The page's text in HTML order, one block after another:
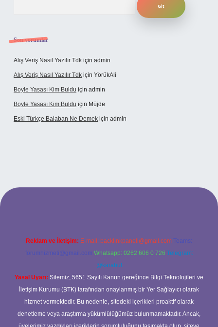
Son yorumlar
Alış Veriş Nasıl Yazılır Tdk için admin
Alış Veriş Nasıl Yazılır Tdk için YörükAli
Boyle Yasası Kim Buldu için admin
Boyle Yasası Kim Buldu için Müjde
Eski Türkçe Balaban Ne Demek için admin
casino
Reklam ve İletişim: E-mail: backlinkpaneli@gmail.com Teams:
forumhizmeti@gmail.com Whatsapp: 0262 606 0 726 Telegram:
@karabul
Yasal Uyarı: Sitemiz, 5651 Sayılı Kanun gereğince Bilgi Teknolojileri ve
İletişim Kurumu (BTK) tarafından onaylanmış bir Yer Sağlayıcı olarak
hizmet vermektedir. Bu nedenle, sitedeki içerikleri proaktif olarak
denetleme veya araştırma yükümlülüğümüz bulunmamaktadır. Ancak,